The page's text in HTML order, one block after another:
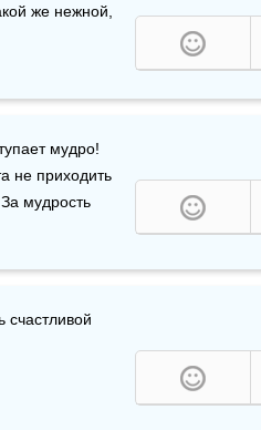
же нежной,
мудро!
не приходить
мудрость
счастливой